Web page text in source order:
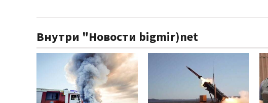
Внутри "Новости bigmir)net